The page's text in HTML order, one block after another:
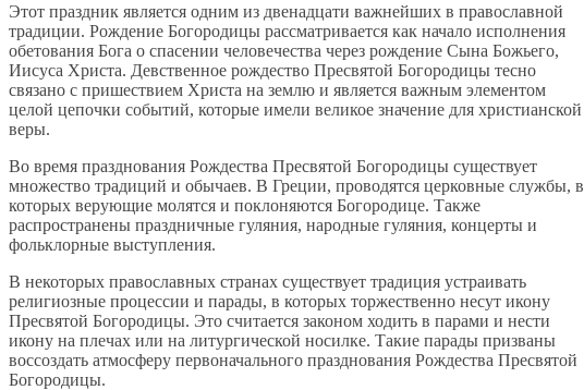
Этот праздник является одним из двенадцати важнейших в православной
традиции. Рождение Богородицы рассматривается как начало исполнения
обетования Бога о спасении человечества через рождение Сына Божьего,
Иисуса Христа. Девственное рождество Пресвятой Богородицы тесно
связано с пришествием Христа на землю и является важным элементом
целой цепочки событий, которые имели великое значение для христианской
веры.
Во время празднования Рождества Пресвятой Богородицы существует
множество традиций и обычаев. В Греции, проводятся церковные службы, в
которых верующие молятся и поклоняются Богородице. Также
распространены праздничные гуляния, народные гуляния, концерты и
фольклорные выступления.
В некоторых православных странах существует традиция устраивать
религиозные процессии и парады, в которых торжественно несут икону
Пресвятой Богородицы. Это считается законом ходить в парами и нести
икону на плечах или на литургической носилке. Такие парады призваны
воссоздать атмосферу первоначального празднования Рождества Пресвятой
Богородицы.